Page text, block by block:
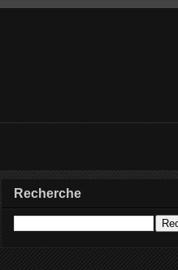
Recherche